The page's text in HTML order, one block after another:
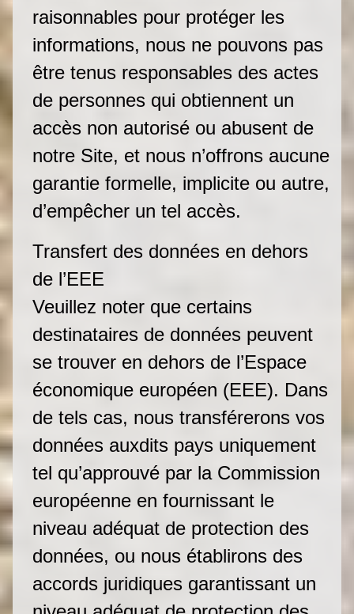
raisonnables pour protéger les
informations, nous ne pouvons pas
être tenus responsables des actes
de personnes qui obtiennent un
accès non autorisé ou abusent de
notre Site, et nous n’offrons aucune
garantie formelle, implicite ou autre,
d’empêcher un tel accès.
Transfert des données en dehors
de l’EEE
Veuillez noter que certains
destinataires de données peuvent
se trouver en dehors de l’Espace
économique européen (EEE). Dans
de tels cas, nous transférerons vos
données auxdits pays uniquement
tel qu’approuvé par la Commission
européenne en fournissant le
niveau adéquat de protection des
données, ou nous établirons des
accords juridiques garantissant un